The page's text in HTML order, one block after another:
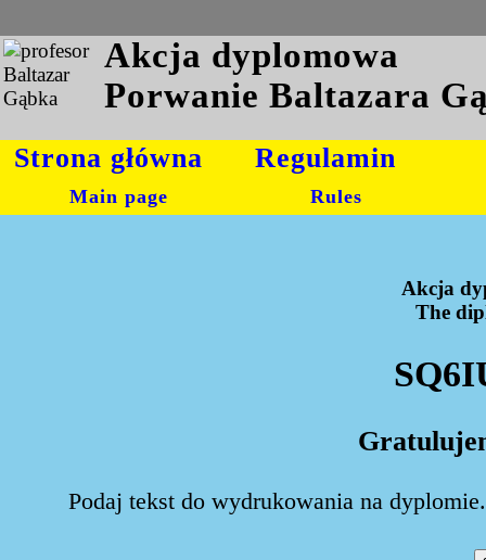
Akcja dyplomowa
Porwanie Baltazara
Strona główna
Main page
Regulamin
Rules
Akcja
The
Podaj tekst do wydrukowania na